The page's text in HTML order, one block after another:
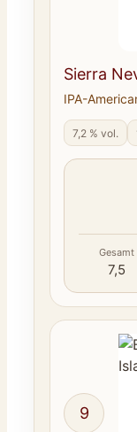
Sierra
IPA-
7,2 % vol.
Gesamt
7,5
9